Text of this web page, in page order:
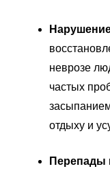
неврозе
частых
отдыху и
Перепады